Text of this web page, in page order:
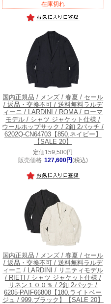
在庫切れ
国内正規品 / メンズ / 春夏 / セール
/ 返品・交換不可 / 送料無料ラルデ
ィーニ / LARDINI / ROMA / ローマ
モデル / シャツ ジャケット仕様 /
ウールホップサック / 2釦 2パッチ /
6202Q-CN64703【850.ネイビー】
【SALE 20】
定価159,500円
販売価格 127,600円(税込)
国内正規品 / メンズ / 春夏 / セール
/ 返品・交換不可 / 送料無料ラルデ
ィーニ / LARDINI / リエティモデル
/ RIETI / シャツ ジャケット仕様 /
リネン１００％ / 2釦 2パッチ /
6205-PAIF66808【180.ライトベー
ジュ / 999.ブラック】【SALE 20】